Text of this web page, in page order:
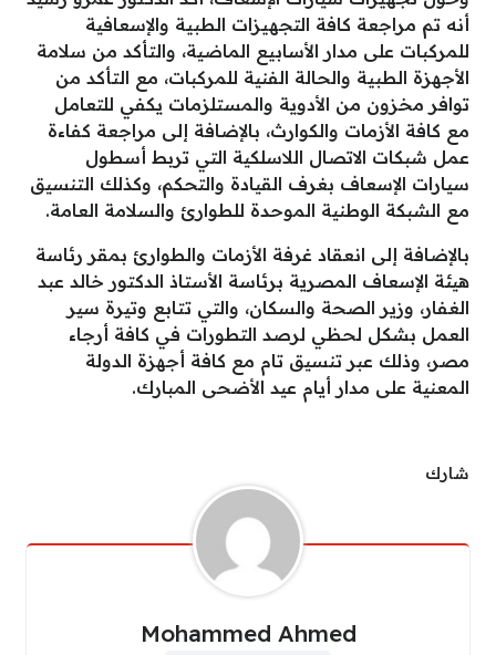
أنه تم مراجعة كافة التجهيزات الطبية والإسعافية
للمركبات على مدار الأسابيع الماضية، والتأكد من سلامة
الأجهزة الطبية والحالة الفنية للمركبات، مع التأكد من
توافر مخزون من الأدوية والمستلزمات يكفي للتعامل
مع كافة الأزمات والكوارث، بالإضافة إلى مراجعة كفاءة
عمل شبكات الاتصال اللاسلكية التي تربط أسطول
سيارات الإسعاف بغرف القيادة والتحكم، وكذلك التنسيق
مع الشبكة الوطنية الموحدة للطوارئ والسلامة العامة.
بالإضافة إلى انعقاد غرفة الأزمات والطوارئ بمقر رئاسة
هيئة الإسعاف المصرية برئاسة الأستاذ الدكتور خالد عبد
الغفار، وزير الصحة والسكان، والتي تتابع وتيرة سير
العمل بشكل لحظي لرصد التطورات في كافة أرجاء
مصر، وذلك عبر تنسيق تام مع كافة أجهزة الدولة
المعنية على مدار أيام عيد الأضحى المبارك.
شارك
Mohammed Ahmed